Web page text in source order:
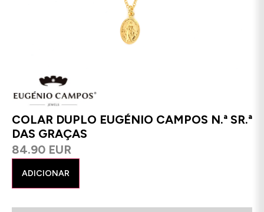
COLAR DUPLO EUGÉNIO CAMPOS N.ª SR.ª
DAS GRAÇAS
84.90 EUR
ADICIONAR